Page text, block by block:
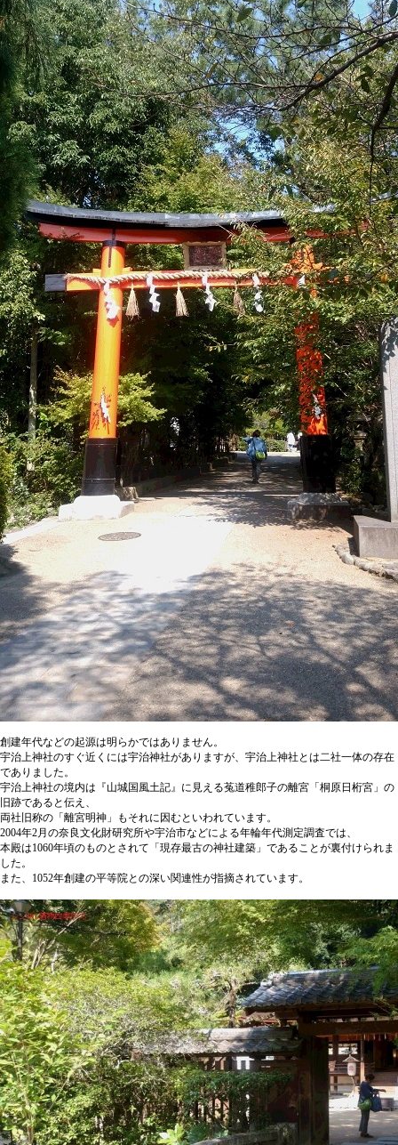
創建年代などの起源は明らかではありません。
宇治上神社のすぐ近くには宇治神社がありますが、宇治上神社とは二社一体の存在
でありました。
宇治上神社の境内は『山城国風土記』に見える菟道稚郎子の離宮「桐原日桁宮」の
旧跡であると伝え、
両社旧称の「離宮明神」もそれに因むといわれています。
2004年2月の奈良文化財研究所や宇治市などによる年輪年代測定調査では、
本殿は1060年頃のものとされて「現存最古の神社建築」であることが裏付けられま
した。
また、1052年創建の平等院との深い関連性が指摘されています。